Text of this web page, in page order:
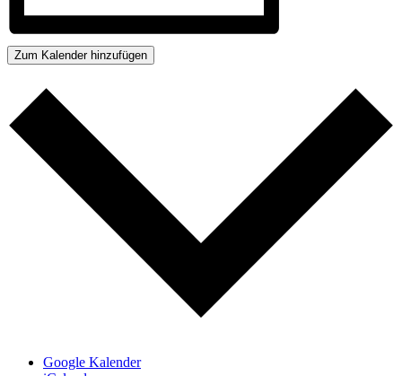
Zum Kalender hinzufügen
Google Kalender